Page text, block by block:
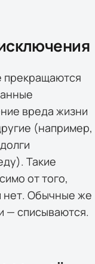
прекращаются
вреда жизни
(например,
Такие
от того,
нет. Обычные же
— списываются.